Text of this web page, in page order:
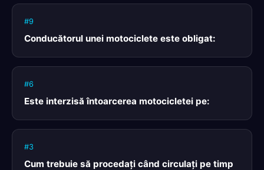
#9
Conducătorul unei motociclete este obligat:
#6
Este interzisă întoarcerea motocicletei pe:
#3
Cum trebuie să procedaţi când circulaţi pe timp